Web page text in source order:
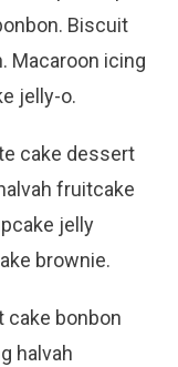
Biscuit
Macaroon icing
jelly-o.
cake dessert
fruitcake
jelly
brownie.
cake bonbon
halvah